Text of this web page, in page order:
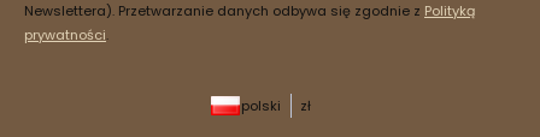
Newslettera). Przetwarzanie danych odbywa się zgodnie z Polityką
prywatności.
polski zł